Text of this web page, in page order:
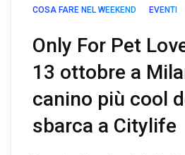
COSA FARE NEL WEEKEND EVENTI
Only For Pet
13 ottobre a
canino più cool
sbarca a Citylife